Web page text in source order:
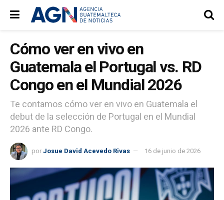
Cómo ver en vivo en
Guatemala el Portugal vs. RD
Congo en el Mundial 2026
Te contamos cómo ver en vivo en Guatemala el
debut de la selección de Portugal en el Mundial
2026 ante RD Congo.
por Josue David Acevedo Rivas 16 de junio de 2026